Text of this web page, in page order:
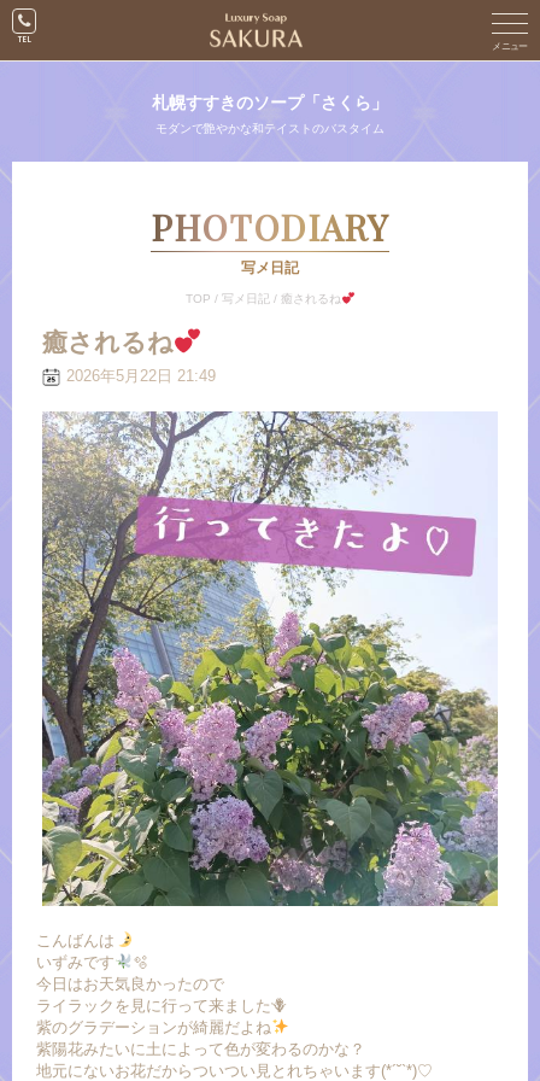
札幌すすきのソープ「さくら」
モダンで艶やかな和テイストのバスタイム
PHOTODIARY
写メ日記
TOP / 写メ日記 / 癒されるね‪‬
癒されるね‪‬
2026年5月22日 21:49
こんばんは
いずみです
🫧
今日はお天気良かったので
ライラックを見に行って来ました‪🪻‬
紫のグラデーションが綺麗だよね
紫陽花みたいに土によって色が変わるのかな？
地元にないお花だからついつい見とれちゃいます(*´˘`*)♡